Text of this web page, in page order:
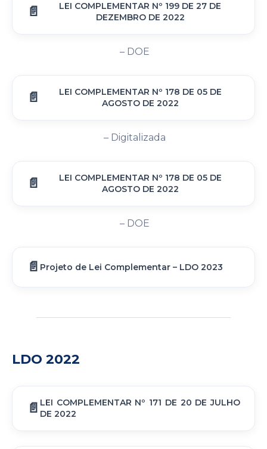
LEI COMPLEMENTAR Nº 199 DE 27 DE
DEZEMBRO DE 2022
– DOE
LEI COMPLEMENTAR Nº 178 DE 05 DE
AGOSTO DE 2022
– Digitalizada
LEI COMPLEMENTAR Nº 178 DE 05 DE
AGOSTO DE 2022
– DOE
Projeto de Lei Complementar – LDO 2023
LDO 2022
LEI COMPLEMENTAR Nº 171 DE 20 DE JULHO
DE 2022